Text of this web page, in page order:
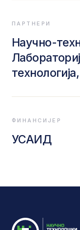
ПАРТНЕРИ
Научно-
ФИНАНСИЈЕР
УСАИД